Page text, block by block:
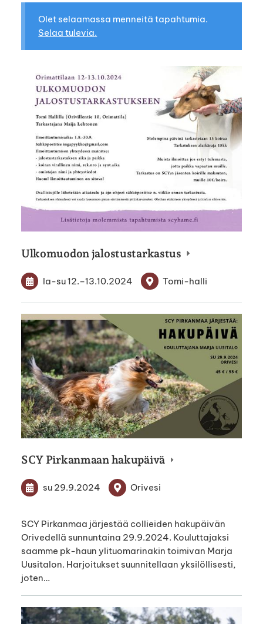
Olet selaamassa menneitä tapahtumia.
Selaa tulevia.
Ulkomuodon jalostustarkastus
la-su12.–13.10.2024 Tomi-halli
SCY Pirkanmaan hakupäivä
su 29.9.2024 Orivesi
SCY Pirkanmaa järjestää collieiden hakupäivän
Orivedellä sunnuntaina 29.9.2024. Kouluttajaksi
saamme pk-haun ylituomarinakin toimivan Marja
Uusitalon. Harjoitukset suunnitellaan yksilöllisesti,
joten…